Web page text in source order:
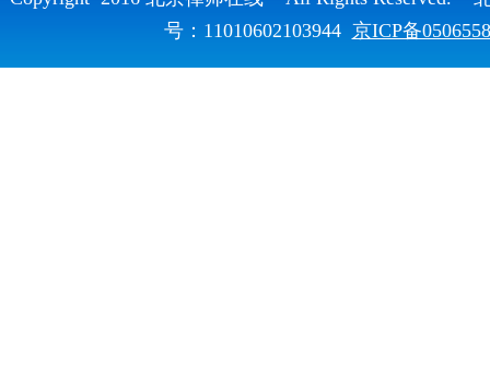
号：11010602103944 京ICP备